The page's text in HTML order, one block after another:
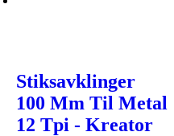
Stiksavklinger
100 Mm Til Metal
12 Tpi - Kreator